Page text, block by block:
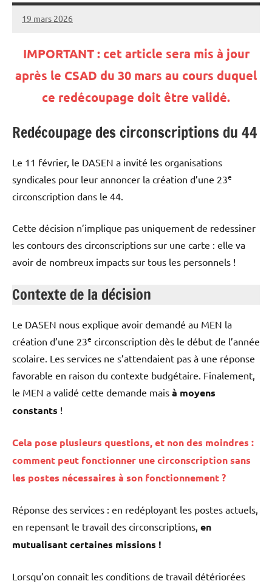
19 mars 2026
Snudifo44
IMPORTANT : cet article sera mis à jour
après le CSAD du 30 mars au cours duquel
ce redécoupage doit être validé.
Redécoupage des circonscriptions du 44
Le 11 février, le DASEN a invité les organisations
syndicales pour leur annoncer la création d’une 23e
circonscription dans le 44.
Cette décision n’implique pas uniquement de redessiner
les contours des circonscriptions sur une carte : elle va
avoir de nombreux impacts sur tous les personnels !
Contexte de la décision
Le DASEN nous explique avoir demandé au MEN la
création d’une 23e circonscription dès le début de l’année
scolaire. Les services ne s’attendaient pas à une réponse
favorable en raison du contexte budgétaire. Finalement,
le MEN a validé cette demande mais à moyens
constants !
Cela pose plusieurs questions, et non des moindres :
comment peut fonctionner une circonscription sans
les postes nécessaires à son fonctionnement ?
Réponse des services : en redéployant les postes actuels,
en repensant le travail des circonscriptions, en
mutualisant certaines missions !
Lorsqu’on connait les conditions de travail détériorées